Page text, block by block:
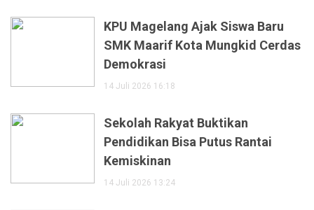
KPU Magelang Ajak Siswa Baru
SMK Maarif Kota Mungkid Cerdas
Demokrasi
14 Juli 2026 16:18
Sekolah Rakyat Buktikan
Pendidikan Bisa Putus Rantai
Kemiskinan
14 Juli 2026 13:24